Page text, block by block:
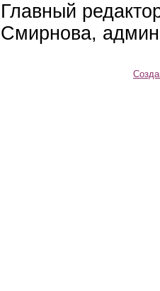
Главный
Смирнова,